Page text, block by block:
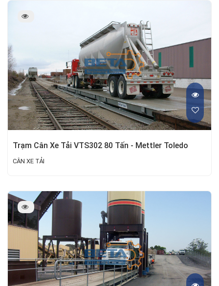
Trạm Cân Xe Tải VTS302 80 Tấn - Mettler Toledo
CÂN XE TẢI